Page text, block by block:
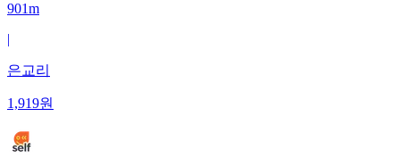
901m
|
은교리
1,919원